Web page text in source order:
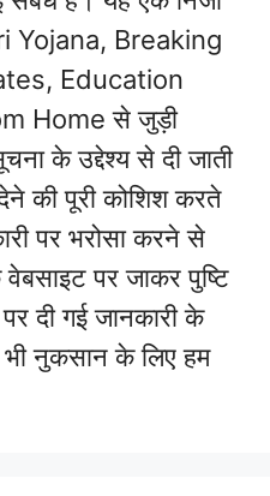
Yojana, Breaking
Education
Home से जुड़ी
के उद्देश्य से दी जाती
की पूरी कोशिश करते
पर भरोसा करने से
पर जाकर पुष्टि
दी गई जानकारी के
भी नुकसान के लिए हम